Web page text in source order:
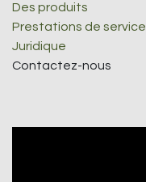
Des produits
Prestations de service
Juridique
Contactez-nous